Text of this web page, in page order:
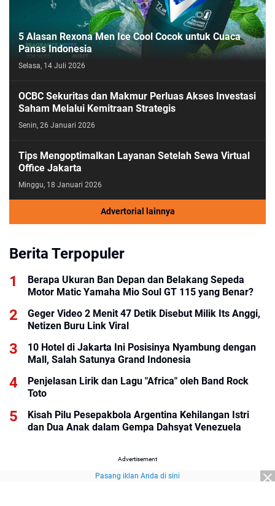
5 Alasan Rexona Men Ice Cool Cocok untuk Cuaca
Panas Indonesia
Selasa, 14 Juli 2026
OCBC Sekuritas dan Makmur Perluas Akses Investasi
Saham Melalui Kemitraan Strategis
Senin, 26 Januari 2026
Tips Mengoptimalkan Layanan Setelah Sewa Virtual
Office Jakarta
Minggu, 18 Januari 2026
Advertorial lainnya
Berita Terpopuler
Berapa Ukuran Ban Depan dan Belakang Sepeda
Motor Matic Yamaha Mio Soul GT 115 yang Benar?
Geger Video 2 Menit 47 Detik Disebut Milik Its Anggi,
Netizen Buru Link Viral
10 Hotel di Jakarta Ini Posisinya Nyambung dengan
Mall, Salah Satunya Grand Indonesia
Penjelasan Lirik dan Lagu "Africa" oleh Band Rock
Toto
Kisah Pilu Pesepakbola Argentina Kehilangan Istri
dan Dua Anak dalam Gempa Dahsyat Venezuela
Advertisement
Pasang iklan Anda di sini